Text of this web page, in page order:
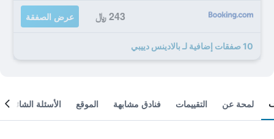
243 ﷼ عرض الصفقة
10 صفقات إضافية لـ بالادينس دييبي
لمحة عن التقييمات فنادق مشابهة الموقع الأسئلة الشائعة